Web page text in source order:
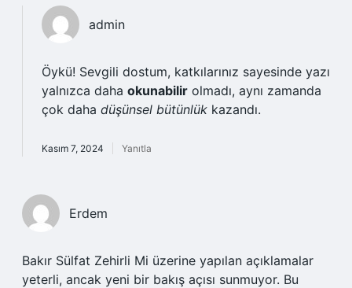
admin
Öykü! Sevgili dostum, katkılarınız sayesinde yazı
yalnızca daha okunabilir olmadı, aynı zamanda
çok daha düşünsel bütünlük kazandı.
Kasım 7, 2024 Yanıtla
Erdem
Bakır Sülfat Zehirli Mi üzerine yapılan açıklamalar
yeterli, ancak yeni bir bakış açısı sunmuyor. Bu